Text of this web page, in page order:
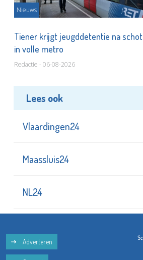
Nieuws
Tiener krijgt jeugddetentie na schot
in volle metro
Redactie - 06-08-2026
Lees ook
Vlaardingen24
Maassluis24
NL24
Adverteren